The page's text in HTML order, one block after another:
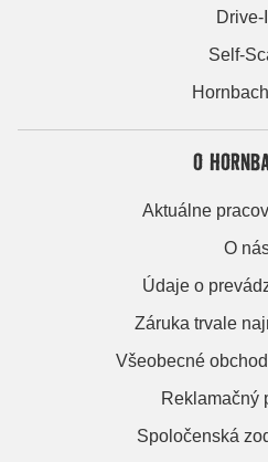
Drive-
Self-
O
Aktuálne
O
Údaje o
Záruka trvale
Všeobecné
Reklamačný
Spoločenská